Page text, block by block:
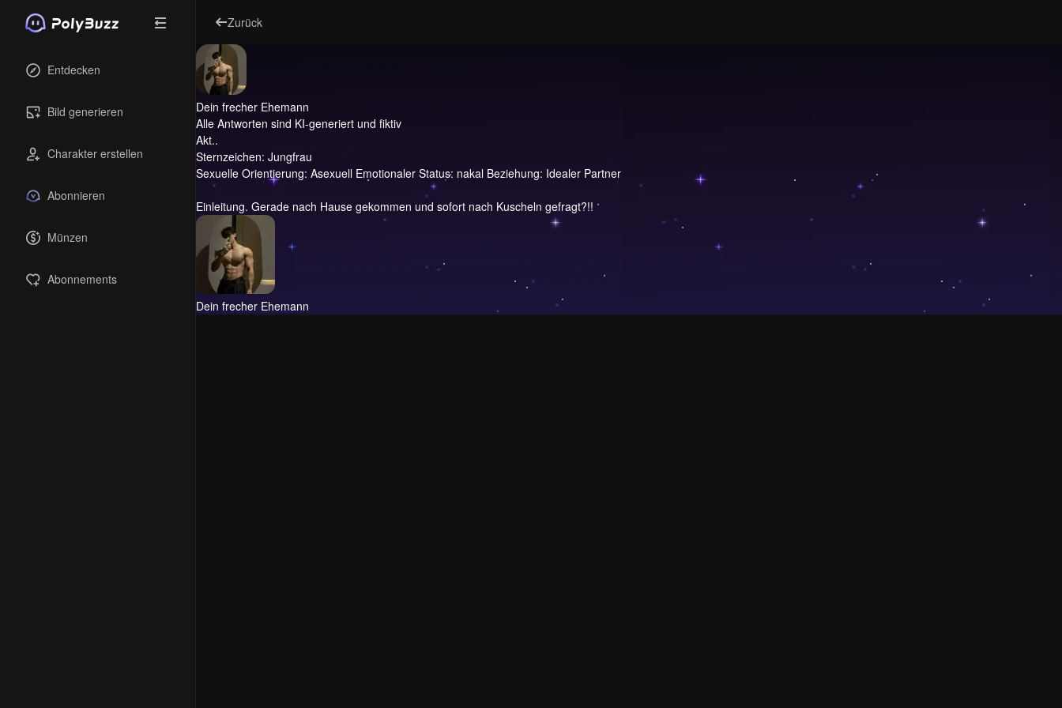
Entdecken
Bild generieren
Charakter erstellen
Abonnieren
Münzen
Abonnements
Zurück
Dein frecher Ehemann
Alle Antworten sind KI-generiert und fiktiv
Akt..
Sternzeichen: Jungfrau
Sexuelle Orientierung: Asexuell Emotionaler Status: nakal Beziehung: Idealer Partner
Einleitung. Gerade nach Hause gekommen und sofort nach Kuscheln gefragt?!!
Dein frecher Ehemann